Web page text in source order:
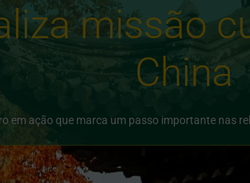
missão
China
em ação que marca um passo importante nas